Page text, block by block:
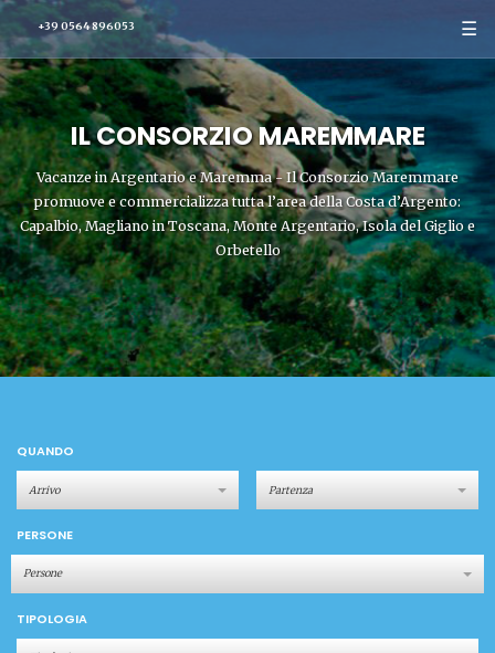
+39 0564 896053 ☰
IL CONSORZIO MAREMMARE
Vacanze in Argentario e Maremma - Il Consorzio Maremmare
promuove e commercializza tutta l’area della Costa d’Argento:
Capalbio, Magliano in Toscana, Monte Argentario, Isola del Giglio e
Orbetello
QUANDO
PERSONE
Persone
TIPOLOGIA